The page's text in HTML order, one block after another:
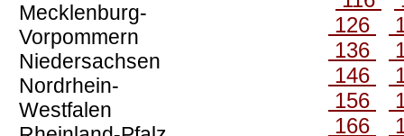
Mecklenburg-
Vorpommern
Niedersachsen
Nordrhein-
Westfalen
126
136
146
156
166